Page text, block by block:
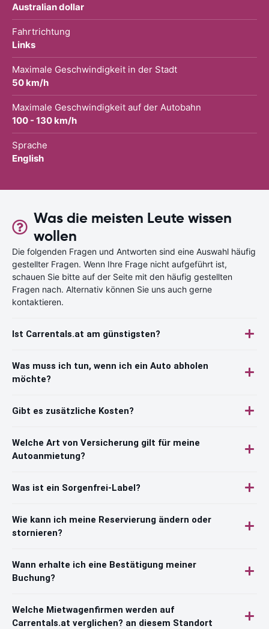
Australian dollar
Fahrtrichtung
Links
Maximale Geschwindigkeit in der Stadt
50 km/h
Maximale Geschwindigkeit auf der Autobahn
100 - 130 km/h
Sprache
English
Was die meisten Leute wissen
wollen
Die folgenden Fragen und Antworten sind eine Auswahl häufig
gestellter Fragen. Wenn Ihre Frage nicht aufgeführt ist,
schauen Sie bitte auf der Seite mit den häufig gestellten
Fragen nach. Alternativ können Sie uns auch gerne
kontaktieren.
Ist Carrentals.at am günstigsten?
Was muss ich tun, wenn ich ein Auto abholen
möchte?
Gibt es zusätzliche Kosten?
Welche Art von Versicherung gilt für meine
Autoanmietung?
Was ist ein Sorgenfrei-Label?
Wie kann ich meine Reservierung ändern oder
stornieren?
Wann erhalte ich eine Bestätigung meiner
Buchung?
Welche Mietwagenfirmen werden auf
Carrentals.at verglichen? an diesem Standort